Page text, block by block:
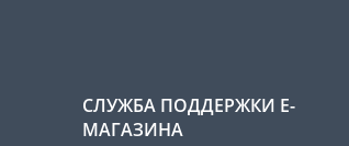
СЛУЖБА ПОДДЕРЖКИ Е-
МАГАЗИНА